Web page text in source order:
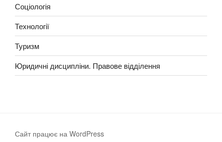
Соціологія
Технології
Туризм
Юридичні дисципліни. Правове відділення
Сайт працює на WordPress